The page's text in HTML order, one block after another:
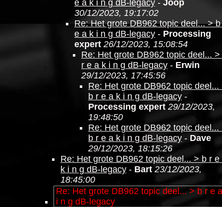
e a k i n g dB-legacy - Joop
30/12/2023, 19:17:02
Re: Het grote DB962 topic deel... >
e a k i n g dB-legacy - Processing
expert 26/12/2023, 15:08:54
Re: Het grote DB962 topic deel... >
r e a k i n g dB-legacy - Erwin
29/12/2023, 17:45:56
Re: Het grote DB962 topic deel...
b r e a k i n g dB-legacy -
Processing expert 29/12/2023,
19:48:50
Re: Het grote DB962 topic deel...
b r e a k i n g dB-legacy - Dave
29/12/2023, 18:15:26
Re: Het grote DB962 topic deel... > b r e
k i n g dB-legacy - Bart 23/12/2023,
18:45:00
Re: Het grote DB962 topic deel... > b r e
i n g dB-legacy